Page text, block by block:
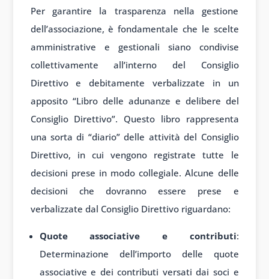
Per garantire la trasparenza nella gestione
dell’associazione, è fondamentale che le scelte
amministrative e gestionali siano condivise
collettivamente all’interno del Consiglio
Direttivo e debitamente verbalizzate in un
apposito “Libro delle adunanze e delibere del
Consiglio Direttivo”. Questo libro rappresenta
una sorta di “diario” delle attività del Consiglio
Direttivo, in cui vengono registrate tutte le
decisioni prese in modo collegiale. Alcune delle
decisioni che dovranno essere prese e
verbalizzate dal Consiglio Direttivo riguardano:
Quote associative e contributi:
Determinazione dell’importo delle quote
associative e dei contributi versati dai soci e